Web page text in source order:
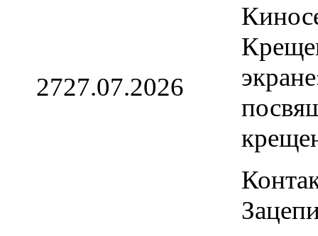
2727.07.2026